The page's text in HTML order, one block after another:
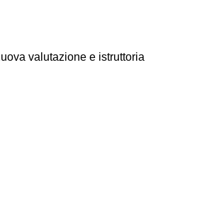
valutazione e istruttoria